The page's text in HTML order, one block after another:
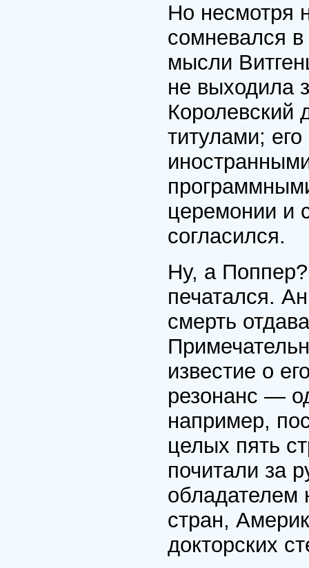
Но несмотря
сомневался в
мысли
не выходила
Королевский
титулами;
церемонии и
согласился.
Ну, а
печатался.
смерть
известие о
резонанс —
например,
целых пять
почитали за
обладателем
стран,
докторских